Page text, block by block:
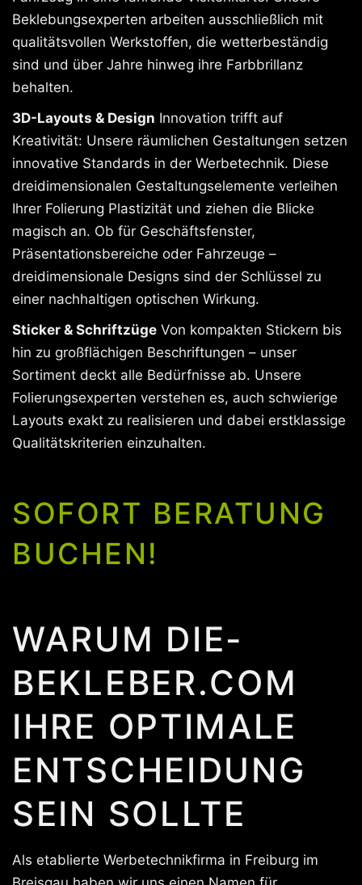
Beklebungsexperten arbeiten ausschließlich mit
qualitätsvollen Werkstoffen, die wetterbeständig
sind und über Jahre hinweg ihre Farbbrillanz
behalten.
3D-Layouts & Design Innovation trifft auf
Kreativität: Unsere räumlichen Gestaltungen setzen
innovative Standards in der Werbetechnik. Diese
dreidimensionalen Gestaltungselemente verleihen
Ihrer Folierung Plastizität und ziehen die Blicke
magisch an. Ob für Geschäftsfenster,
Präsentationsbereiche oder Fahrzeuge –
dreidimensionale Designs sind der Schlüssel zu
einer nachhaltigen optischen Wirkung.
Sticker & Schriftzüge Von kompakten Stickern bis
hin zu großflächigen Beschriftungen – unser
Sortiment deckt alle Bedürfnisse ab. Unsere
Folierungsexperten verstehen es, auch schwierige
Layouts exakt zu realisieren und dabei erstklassige
Qualitätskriterien einzuhalten.
SOFORT BERATUNG
BUCHEN!
WARUM DIE-
BEKLEBER.COM
IHRE OPTIMALE
ENTSCHEIDUNG
SEIN SOLLTE
Als etablierte Werbetechnikfirma in Freiburg im